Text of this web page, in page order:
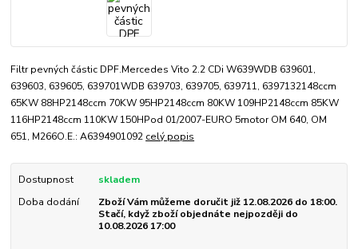
Filtr pevných částic DPF.Mercedes Vito 2.2 CDi W639WDB 639601,
639603, 639605, 639701WDB 639703, 639705, 639711, 6397132148ccm
65KW 88HP2148ccm 70KW 95HP2148ccm 80KW 109HP2148ccm 85KW
116HP2148ccm 110KW 150HPod 01/2007-EURO 5motor OM 640, OM
651, M266O.E.: A6394901092 celý popis
Dostupnost
skladem
Doba dodání
Zboží Vám můžeme doručit již 12.08.2026 do 18:00.
Stačí, když zboží objednáte nejpozději do
10.08.2026 17:00